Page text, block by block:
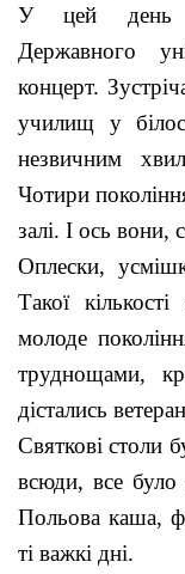
У цей день у
Державного
концерт.
училищ у
незвичним
Чотири
залі. І ось вони,
Оплески,
Такої
молоде
труднощами,
дістались
Святкові столи
всюди, все було
Польова каша,
ті важкі дні.